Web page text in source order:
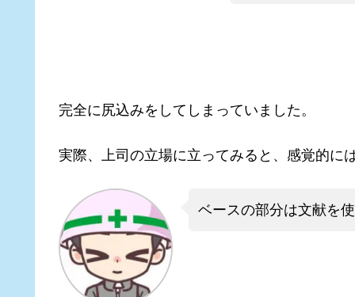
完全に尻込みをしてしまっていました。
実際、上司の立場に立ってみると、感覚的に
ベースの部分は文献を